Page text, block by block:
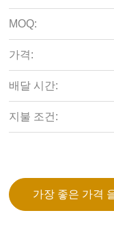
MOQ:
가격:
배달 시간:
지불 조건:
가장 좋은 가격